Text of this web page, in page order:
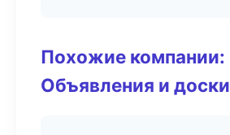
Похожие компании:
Объявления и доски